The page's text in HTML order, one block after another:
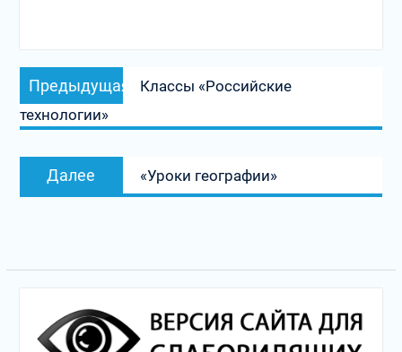
Навигация
по
записям
Предыдущая
запись:
Классы «Российские
технологии»
Далее
запись:
«Уроки географии»